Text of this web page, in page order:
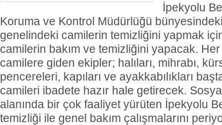
İpekyolu
Koruma ve Kontrol Müdürlüğü
genelindeki camilerin temizliğini yapmak
camilerin bakım ve temizliğini yapacak. Her
camilere giden ekipler; halıları, mihrabı,
pencereleri, kapıları ve ayakkabılıkları
camileri ibadete hazır hale getirecek.
alanında bir çok faaliyet yürüten İpekyolu
temizliği ile genel bakım çalışmalarını